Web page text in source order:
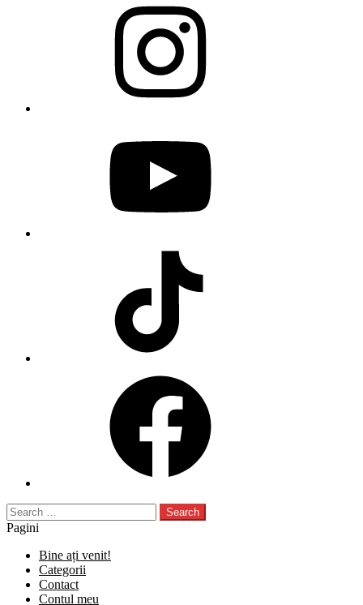
Search
for:
Pagini
Bine ați venit!
Categorii
Contact
Contul meu